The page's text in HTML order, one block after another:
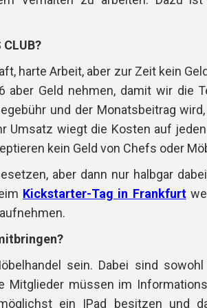
harte Arbeit, aber zur Zeit kein
Geld nehmen, damit wir die
und der Monatsbeitrag
Umsatz wiegt die Kosten auf
kein Geld von Chefs oder
aber dann nur halbgar
Kickstarter-Tag in Frankfurt
sein. Dabei sind
Mitglieder müssen im
ein IPad besitzen und